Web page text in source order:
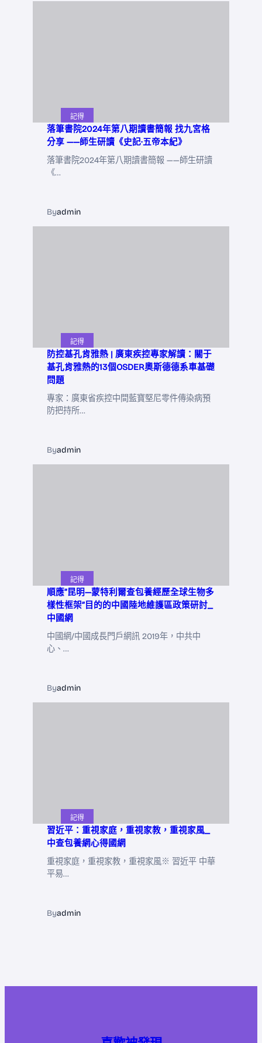
記得
落筆書院2024年第八期讀書簡報 找九宮格
分享 ——師生研讀《史記·五帝本紀》
落筆書院2024年第八期讀書簡報 ——師生研讀
《…
Byadmin
記得
防控基孔肯雅熱 | 廣東疾控專家解讀：關于
基孔肯雅熱的13個OSDER奧斯德德系車基礎
問題
專家：廣東省疾控中間藍寶堅尼零件傳染病預
防把持所…
Byadmin
記得
順應“昆明—蒙特利爾查包養經歷全球生物多
樣性框架”目的的中國陸地維護區政策研討_
中國網
中國網/中國成長門戶網訊 2019年，中共中
心、…
Byadmin
記得
習近平：重視家庭，重視家教，重視家風_
中查包養網心得國網
重視家庭，重視家教，重視家風※ 習近平 中華
平易…
Byadmin